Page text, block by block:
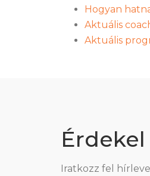
Hogyan
Aktuális
Aktuális
Iratkozz fel